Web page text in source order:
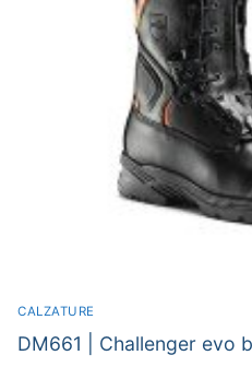
CALZATURE
DM661 | Challenger evo